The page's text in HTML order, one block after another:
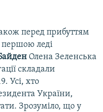
перед прибуттям
першою леді
Олена Зеленська
складали
Усі, хто
України,
Зрозуміло, що у